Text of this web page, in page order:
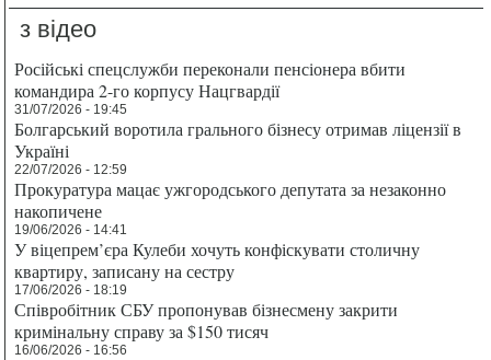
з відео
Російські спецслужби переконали пенсіонера вбити
командира 2-го корпусу Нацгвардії
31/07/2026 - 19:45
Болгарський воротила грального бізнесу отримав ліцензії в
Україні
22/07/2026 - 12:59
Прокуратура мацає ужгородського депутата за незаконно
накопичене
19/06/2026 - 14:41
У віцепрем’єра Кулеби хочуть конфіскувати столичну
квартиру, записану на сестру
17/06/2026 - 18:19
Співробітник СБУ пропонував бізнесмену закрити
кримінальну справу за $150 тисяч
16/06/2026 - 16:56